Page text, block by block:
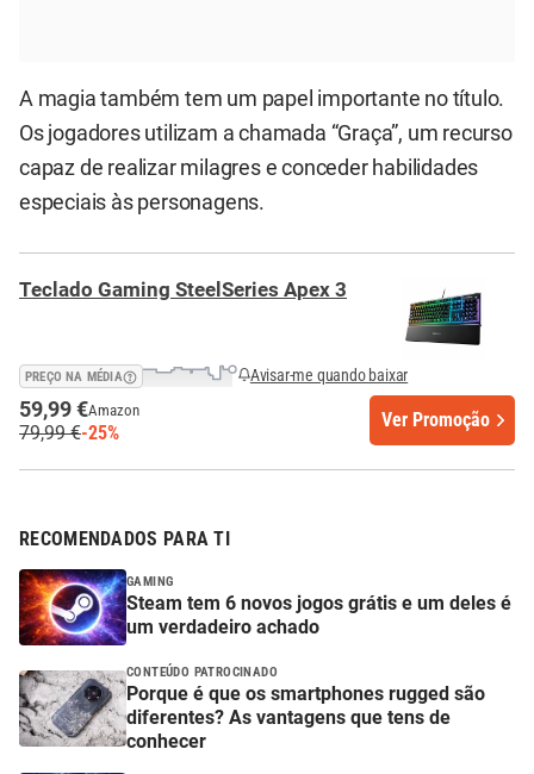
A magia também tem um papel importante no título.
Os jogadores utilizam a chamada “Graça”, um recurso
capaz de realizar milagres e conceder habilidades
especiais às personagens.
Teclado Gaming SteelSeries Apex 3
PREÇO NA MÉDIA Avisar-me quando baixar
59,99 €Amazon
79,99 €-25%
Ver Promoção
RECOMENDADOS PARA TI
GAMING
Steam tem 6 novos jogos grátis e um deles é
um verdadeiro achado
CONTEÚDO PATROCINADO
Porque é que os smartphones rugged são
diferentes? As vantagens que tens de
conhecer